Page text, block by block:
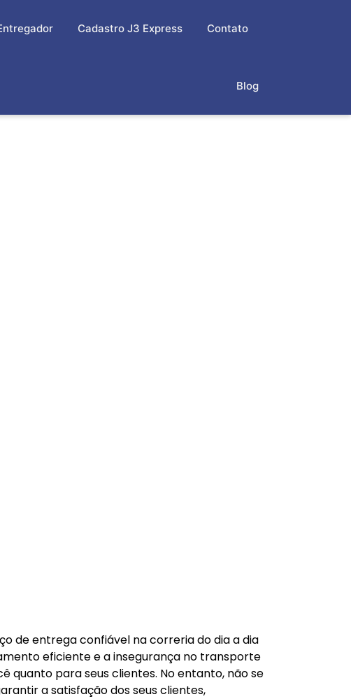
Cadastro J3 Express Contato
Blog
de entrega confiável na correria do dia a dia
eficiente e a insegurança no transporte
quanto para seus clientes. No entanto, não se
a satisfação dos seus clientes,